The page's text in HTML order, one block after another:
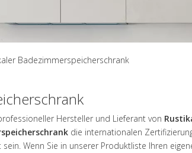
Badezimmerspeicherschrank
Hersteller und Lieferant von
die internationalen
Wenn Sie in unserer Produktliste Ihren